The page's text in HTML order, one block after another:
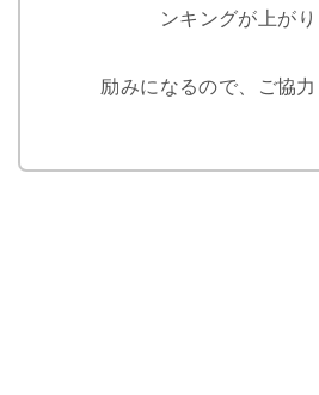
ンキングが上がり
励みになるので、ご協